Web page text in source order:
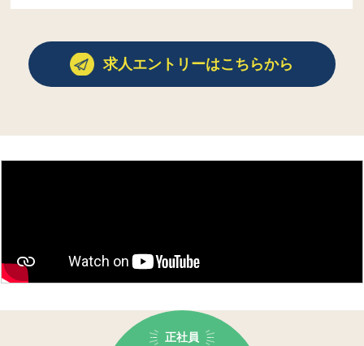
求人エントリーはこちらから
正社員